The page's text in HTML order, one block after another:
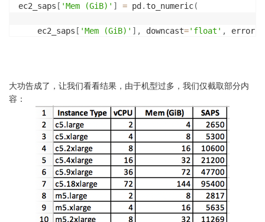
ec2_saps [ 'Mem (GiB)' ] = pd . to_numeric(
    ec2_saps
[ 'Mem (GiB)' ] , downcast='float' , errors
    ec2_saps
[ 'SAPS' ], downcast = 'float' , errors=
第三步：保存到Excel表格里面
ec2_saps.to_excel('ec2_saps.xlsx', index=False
大功告成了，让我们看看结果，由于机型过多，我们仅截取部分内
容：